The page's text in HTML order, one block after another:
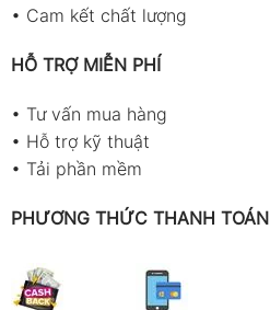
• Cam kết chất lượng
HỖ TRỢ MIỄN PHÍ
• Tư vấn mua hàng
• Hỗ trợ kỹ thuật
• Tải phần mềm
PHƯƠNG THỨC THANH TOÁN